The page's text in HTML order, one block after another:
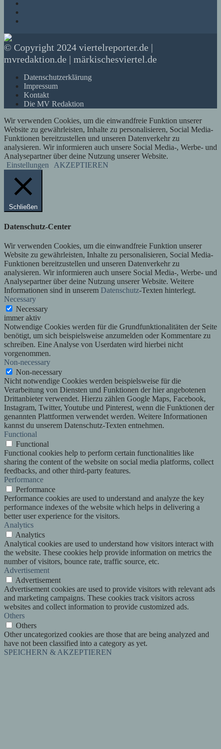
© Copyright 2024 viertelreporter.de |
mvredaktion.de | märkischesviertel.de
Datenschutzerklärung
Impressum
Kontakt
Die MV Redaktion
Wir verwenden Cookies, um die einwandfreie Funktion unserer
Website zu gewährleisten, Inhalte zu personalisieren, Social Media-
Funktionen bereitzustellen und unseren Datenverkehr zu
analysieren. Wir informieren auch unsere Social Media-, Werbe- und
Analysepartner über deine Nutzung unserer Website.
Einstellungen
AKZEPTIEREN
Schließen
Datenschutz-Center
Wir verwenden Cookies, um die einwandfreie Funktion unserer
Website zu gewährleisten, Inhalte zu personalisieren, Social Media-
Funktionen bereitzustellen und unseren Datenverkehr zu
analysieren. Wir informieren auch unsere Social Media-, Werbe- und
Analysepartner über deine Nutzung unserer Website. Weitere
Informationen sind in unserem Datenschutz-Texten hinterlegt.
Necessary
Necessary
immer aktiv
Notwendige Cookies werden für die Grundfunktionalitäten der Seite
benötigt, um sich beispielsweise anzumelden oder Kommentare zu
schreiben. Eine Analyse von Userdaten wird hierbei nicht
vorgenommen.
Non-necessary
Non-necessary
Nicht notwendige Cookies werden beispielsweise für die
Verarbeitung von Diensten und Funktionen der hier angebotenen
Drittanbieter verwendet. Hierzu zählen Google Maps, Facebook,
Instagram, Twitter, Youtube und Pinterest, wenn die Funktionen der
genannten Plattformen verwendet werden. Weitere Informationen
kannst du unserem Datenschutz-Texten entnehmen.
Functional
Functional
Functional cookies help to perform certain functionalities like
sharing the content of the website on social media platforms, collect
feedbacks, and other third-party features.
Performance
Performance
Performance cookies are used to understand and analyze the key
performance indexes of the website which helps in delivering a
better user experience for the visitors.
Analytics
Analytics
Analytical cookies are used to understand how visitors interact with
the website. These cookies help provide information on metrics the
number of visitors, bounce rate, traffic source, etc.
Advertisement
Advertisement
Advertisement cookies are used to provide visitors with relevant ads
and marketing campaigns. These cookies track visitors across
websites and collect information to provide customized ads.
Others
Others
Other uncategorized cookies are those that are being analyzed and
have not been classified into a category as yet.
SPEICHERN & AKZEPTIEREN